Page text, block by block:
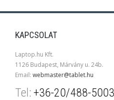
KAPCSOLAT
Laptop.hu Kft.
1126 Budapest, Márvány u. 24b.
Email: webmaster@tablet.hu
Tel: +36-20/488-5003